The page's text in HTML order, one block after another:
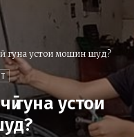
гуна устои мошин шуд?
гуна устои